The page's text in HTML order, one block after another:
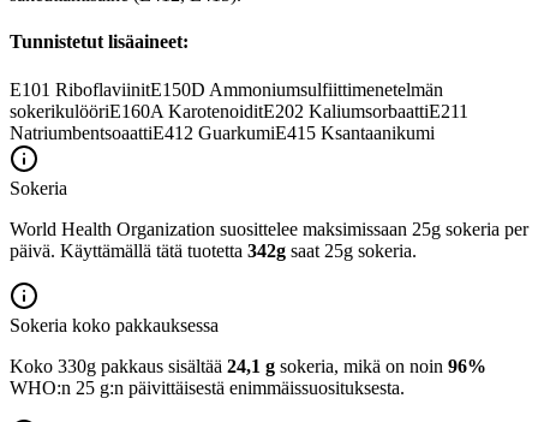
Tunnistetut lisäaineet:
E101 RiboflaviinitE150D Ammoniumsulfiittimenetelmän
sokerikulööriE160A KarotenoiditE202 KaliumsorbaattiE211
NatriumbentsoaattiE412 GuarkumiE415 Ksantaanikumi
Sokeria
World Health Organization suosittelee maksimissaan 25g sokeria per
päivä. Käyttämällä tätä tuotetta 342g saat 25g sokeria.
Sokeria koko pakkauksessa
Koko 330g pakkaus sisältää 24,1 g sokeria, mikä on noin 96%
WHO:n 25 g:n päivittäisestä enimmäissuosituksesta.